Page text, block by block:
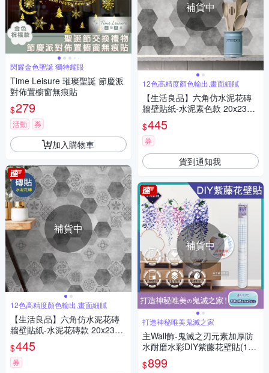
閃耀金色聖誕 獨特耀眼
Time Leisure 璀璨聖誕 節慶派
對佈置櫥窗無痕貼
$279
活動 券
加入購物車
補貨中
12色高精度顏色輸出,畫面細膩
【生活良品】六角仿水泥花磚
牆壁貼紙-水泥花磚款 20x23cm
每套10片(防水即撕即貼)
$445
券
補貨中
12色高精度顏色輸出,畫面細膩
【生活良品】六角仿水泥花磚
牆壁貼紙-水泥素色款 20x23cm
每套10片(防水即撕即貼)
$445
券
貨到通知我
補貨中
打造神秘唯美鬼滅之家
主Wall飾-鬼滅之刃元素加厚防
水耐磨水彩DIY紫藤花壁貼(120
×45cm×3張/卷)
$899